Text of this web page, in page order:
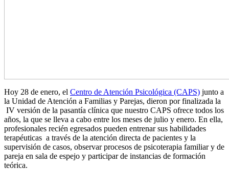
Hoy 28 de enero, el Centro de Atención Psicológica (CAPS) junto a
la Unidad de Atención a Familias y Parejas, dieron por finalizada la
IV versión de la pasantía clínica que nuestro CAPS ofrece todos los
años, la que se lleva a cabo entre los meses de julio y enero. En ella,
profesionales recién egresados pueden entrenar sus habilidades
terapéuticas a través de la atención directa de pacientes y la
supervisión de casos, observar procesos de psicoterapia familiar y de
pareja en sala de espejo y participar de instancias de formación
teórica.